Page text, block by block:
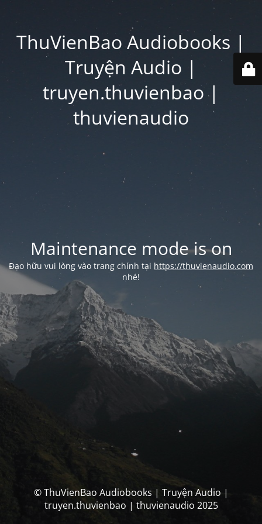
ThuVienBao Audiobooks |
Truyện Audio |
truyen.thuvienbao |
thuvienaudio
Maintenance mode is on
Đạo hữu vui lòng vào trang chính tại https://thuvienaudio.com
nhé!
© ThuVienBao Audiobooks | Truyện Audio |
truyen.thuvienbao | thuvienaudio 2025